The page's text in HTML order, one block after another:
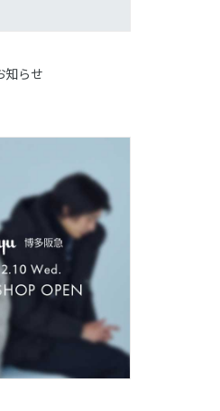
知らせ